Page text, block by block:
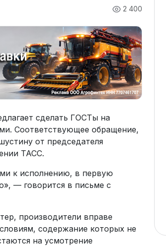
2 400
сделать ГОСТы на
Соответствующее обращение,
от председателя
ТАСС.
к исполнению, в первую
— говорится в письме с
производители вправе
содержание которых не
на усмотрение